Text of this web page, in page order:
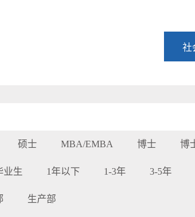
社
硕士 MBA/EMBA 博士 博
业生 1年以下 1-3年 3-5年
生产部